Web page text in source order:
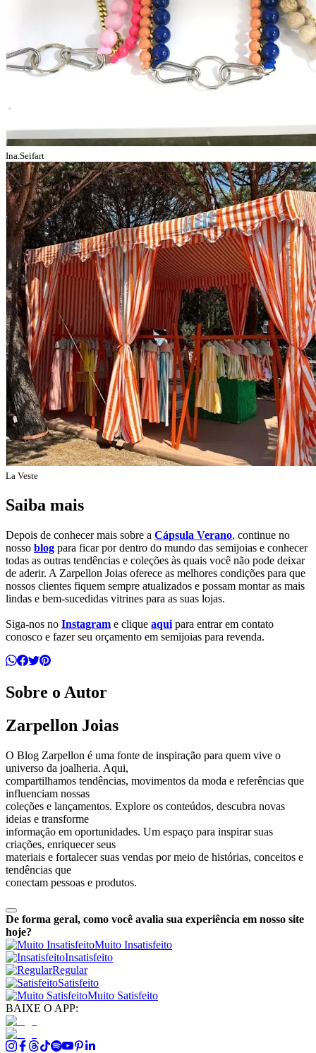
Ina.Seifart
La Veste
Saiba mais
Depois de conhecer mais sobre a Cápsula Verano, continue no
nosso blog para ficar por dentro do mundo das semijoias e conhecer
todas as outras tendências e coleções às quais você não pode deixar
de aderir. A Zarpellon Joias oferece as melhores condições para que
nossos clientes fiquem sempre atualizados e possam montar as mais
lindas e bem-sucedidas vitrines para as suas lojas.
Siga-nos no Instagram e clique aqui para entrar em contato
conosco e fazer seu orçamento em semijoias para revenda.
Sobre o Autor
Zarpellon Joias
O Blog Zarpellon é uma fonte de inspiração para quem vive o
universo da joalheria. Aqui,
compartilhamos tendências, movimentos da moda e referências que
influenciam nossas
coleções e lançamentos. Explore os conteúdos, descubra novas
ideias e transforme
informação em oportunidades. Um espaço para inspirar suas
criações, enriquecer seus
materiais e fortalecer suas vendas por meio de histórias, conceitos e
tendências que
conectam pessoas e produtos.
De forma geral, como você avalia sua experiência em nosso site
hoje?
Muito Insatisfeito
Insatisfeito
Regular
Satisfeito
Muito Satisfeito
BAIXE O APP: